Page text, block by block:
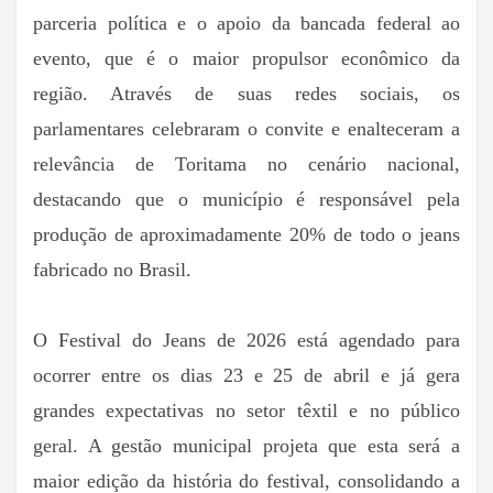
parceria política e o apoio da bancada federal ao
evento, que é o maior propulsor econômico da
região. Através de suas redes sociais, os
parlamentares celebraram o convite e enalteceram a
relevância de Toritama no cenário nacional,
destacando que o município é responsável pela
produção de aproximadamente 20% de todo o jeans
fabricado no Brasil.
O Festival do Jeans de 2026 está agendado para
ocorrer entre os dias 23 e 25 de abril e já gera
grandes expectativas no setor têxtil e no público
geral. A gestão municipal projeta que esta será a
maior edição da história do festival, consolidando a